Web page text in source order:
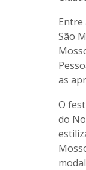
Entre
São
as
O
do